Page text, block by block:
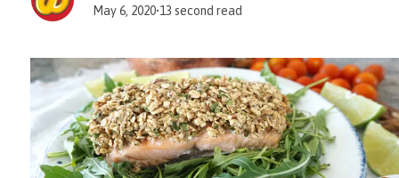
May 6, 2020•13 second read